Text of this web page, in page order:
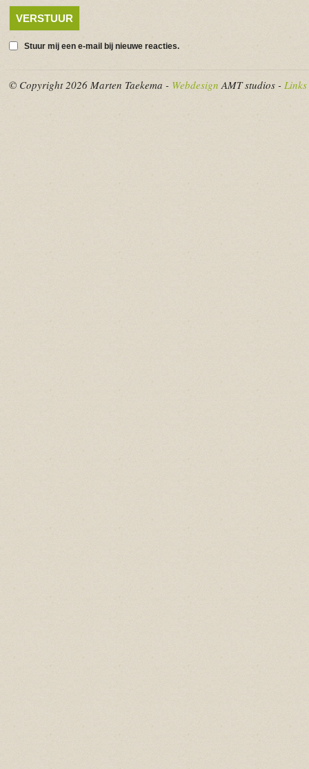
Stuur mij een e-mail bij nieuwe reacties.
© Copyright 2026 Marten Taekema - Webdesign AMT studios - Links